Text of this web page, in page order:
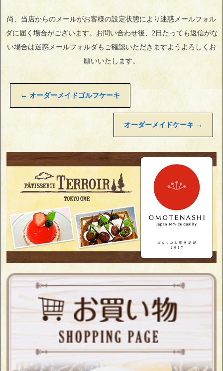
尚、当店からのメールがお客様の設定状態により迷惑メールフォル
ダに届く場合がございます。お問い合わせ後、2日たっても返信がな
い場合は迷惑メールフォルダもご確認いただきますようよろしくお
願いいたします。
← オーダーメイドゴルフケーキ
オーダーメイドケーキ →